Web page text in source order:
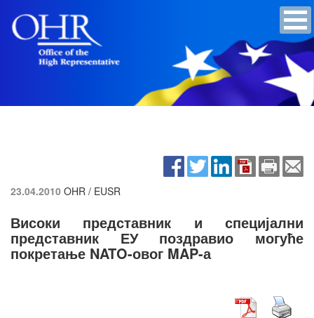
23.04.2010 OHR / EUSR
Високи представник и специјални
представник ЕУ поздравио могуће
покретање NATO-овог MAP-а